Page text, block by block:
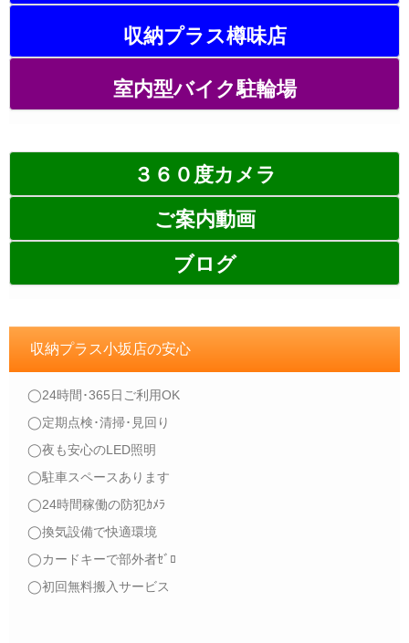
収納プラス樽味店
室内型バイク駐輪場
３６０度カメラ
ご案内動画
ブログ
収納プラス小坂店の安心
◯24時間･365日ご利用OK
◯定期点検･清掃･見回り
◯夜も安心のLED照明
◯駐車スペースあります
◯24時間稼働の防犯ｶﾒﾗ
◯換気設備で快適環境
◯カードキーで部外者ｾﾞﾛ
◯初回無料搬入サービス